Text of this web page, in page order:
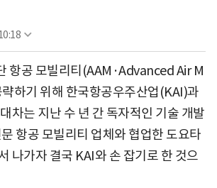
항공 모빌리티(AAM·Advanced Air M
하기 위해 한국항공우주산업(KAI)과
차는 지난 수 년 간 독자적인 기술 개발
항공 모빌리티 업체와 협업한 도요타
나가자 결국 KAI와 손 잡기로 한 것으